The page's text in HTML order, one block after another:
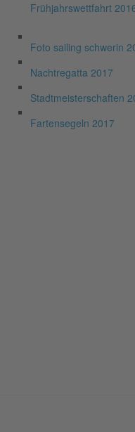
Frühjahrswettfahrt
Foto sailing schwerin
Nachtregatta 2017
Stadtmeisterschaften
Fartensegeln 2017